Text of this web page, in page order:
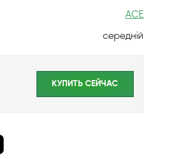
ACE
середній
КУПИТЬ CЕЙЧАС